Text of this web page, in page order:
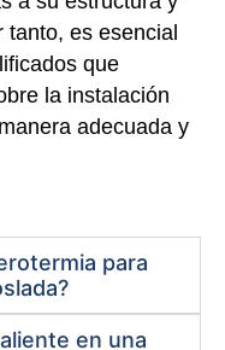
es esencial
que
la instalación
adecuada y
para
en una